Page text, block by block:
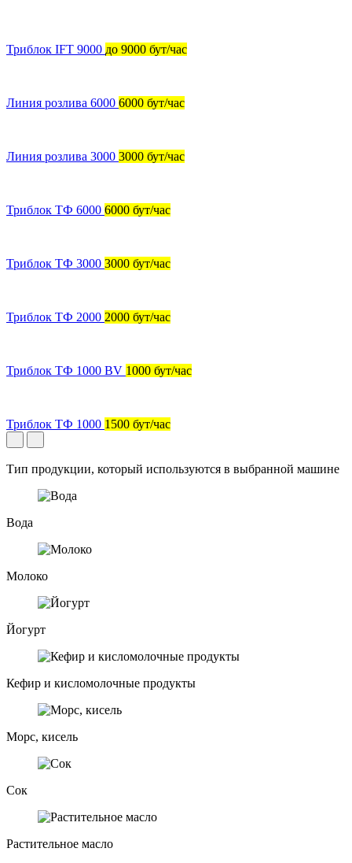
Триблок IFT 9000 до 9000 бут/час
Линия розлива 6000 6000 бут/час
Линия розлива 3000 3000 бут/час
Триблок ТФ 6000 6000 бут/час
Триблок ТФ 3000 3000 бут/час
Триблок ТФ 2000 2000 бут/час
Триблок ТФ 1000 BV 1000 бут/час
Триблок ТФ 1000 1500 бут/час
Тип продукции, который используются в выбранной машине
Вода
Молоко
Йогурт
Кефир и кисломолочные продукты
Морс, кисель
Сок
Растительное масло